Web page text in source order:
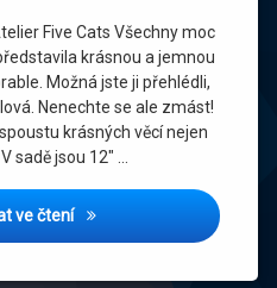
Five Cats Všechny moc
krásnou a jemnou
Možná jste ji přehlédli,
Nenechte se ale zmást!
krásných věcí nejen
sadě jsou 12″ …
ve čteníDesky na peněžní dar pro